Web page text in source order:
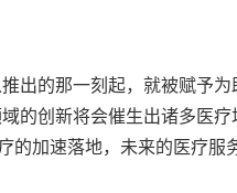
出的那一刻起，就被赋予为
的创新将会催生出诸多医
的加速落地，未来的医疗